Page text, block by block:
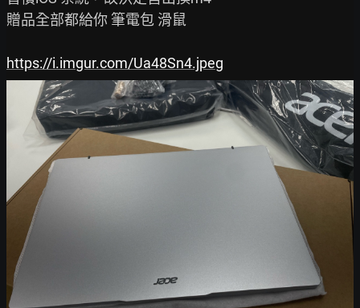
贈品全部都給你 筆電包 滑鼠
https://i.imgur.com/Ua48Sn4.jpeg